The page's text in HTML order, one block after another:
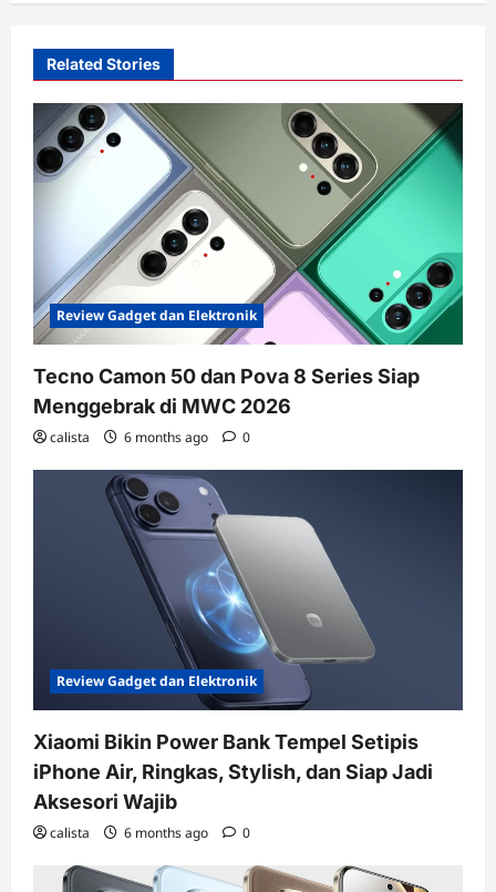
Related Stories
Review Gadget dan Elektronik
Tecno Camon 50 dan Pova 8 Series Siap
Menggebrak di MWC 2026
calista 6 months ago 0
Review Gadget dan Elektronik
Xiaomi Bikin Power Bank Tempel Setipis
iPhone Air, Ringkas, Stylish, dan Siap Jadi
Aksesori Wajib
calista 6 months ago 0